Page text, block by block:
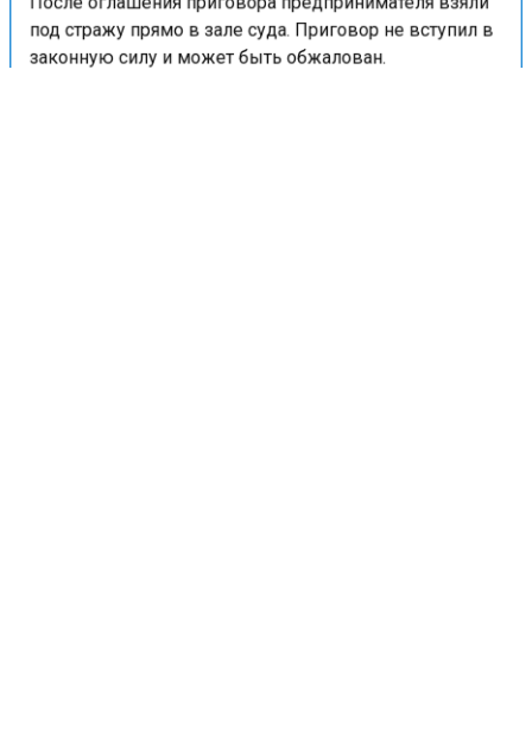
После оглашения приговора предпринимателя взяли
под стражу прямо в зале суда. Приговор не вступил в
законную силу и может быть обжалован.